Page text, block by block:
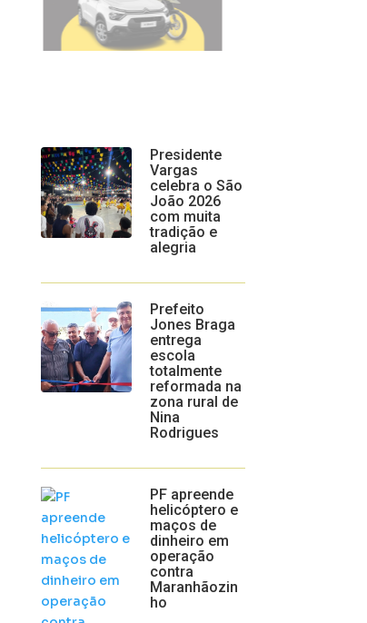
Presidente
Vargas
celebra o São
João 2026
com muita
tradição e
alegria
Prefeito
Jones Braga
entrega
escola
totalmente
reformada na
zona rural de
Nina
Rodrigues
PF apreende
helicóptero e
maços de
dinheiro em
operação
contra
Maranhãozin
ho